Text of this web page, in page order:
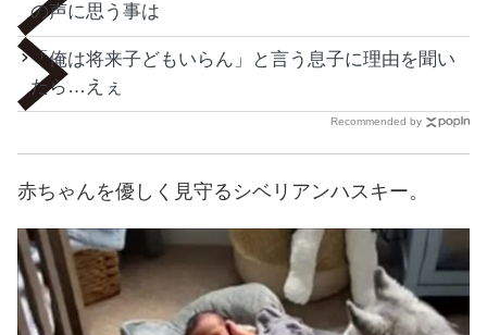
の声に思う事は
「俺は将来子どもいらん」と言う息子に理由を聞い
たら…えぇ
Recommended by
赤ちゃんを優しく見守るシベリアンハスキー。